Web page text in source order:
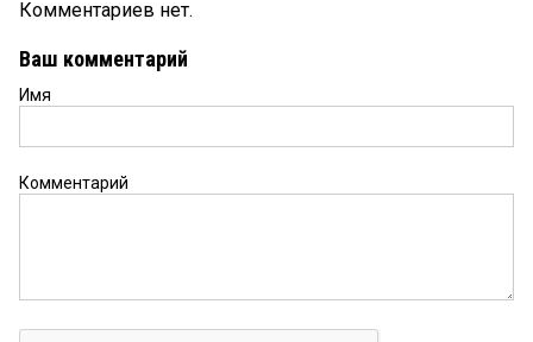
Комментариев нет.
Ваш комментарий
Имя
Комментарий